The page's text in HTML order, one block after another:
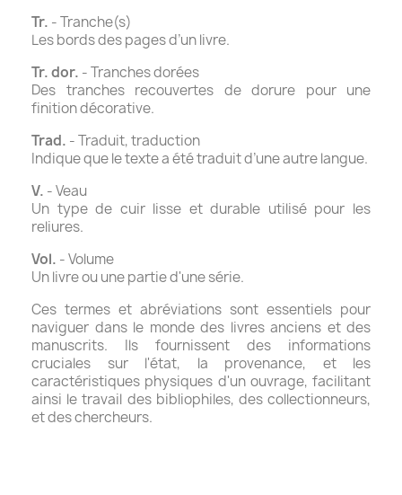
Tr. - Tranche(s)
Les bords des pages d’un livre.
Tr. dor. - Tranches dorées
Des tranches recouvertes de dorure pour une
finition décorative.
Trad. - Traduit, traduction
Indique que le texte a été traduit d’une autre langue.
V. - Veau
Un type de cuir lisse et durable utilisé pour les
reliures.
Vol. - Volume
Un livre ou une partie d'une série.
Ces termes et abréviations sont essentiels pour
naviguer dans le monde des livres anciens et des
manuscrits. Ils fournissent des informations
cruciales sur l'état, la provenance, et les
caractéristiques physiques d'un ouvrage, facilitant
ainsi le travail des bibliophiles, des collectionneurs,
et des chercheurs.